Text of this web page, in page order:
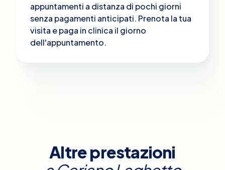
appuntamenti a distanza di pochi giorni
senza pagamenti anticipati. Prenota la tua
visita e paga in clinica il giorno
dell'appuntamento.
Altre prestazioni